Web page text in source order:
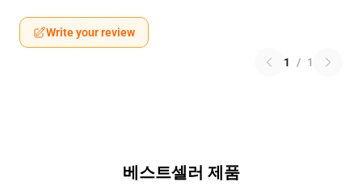
Write your review
1 / 1
베스트셀러 제품